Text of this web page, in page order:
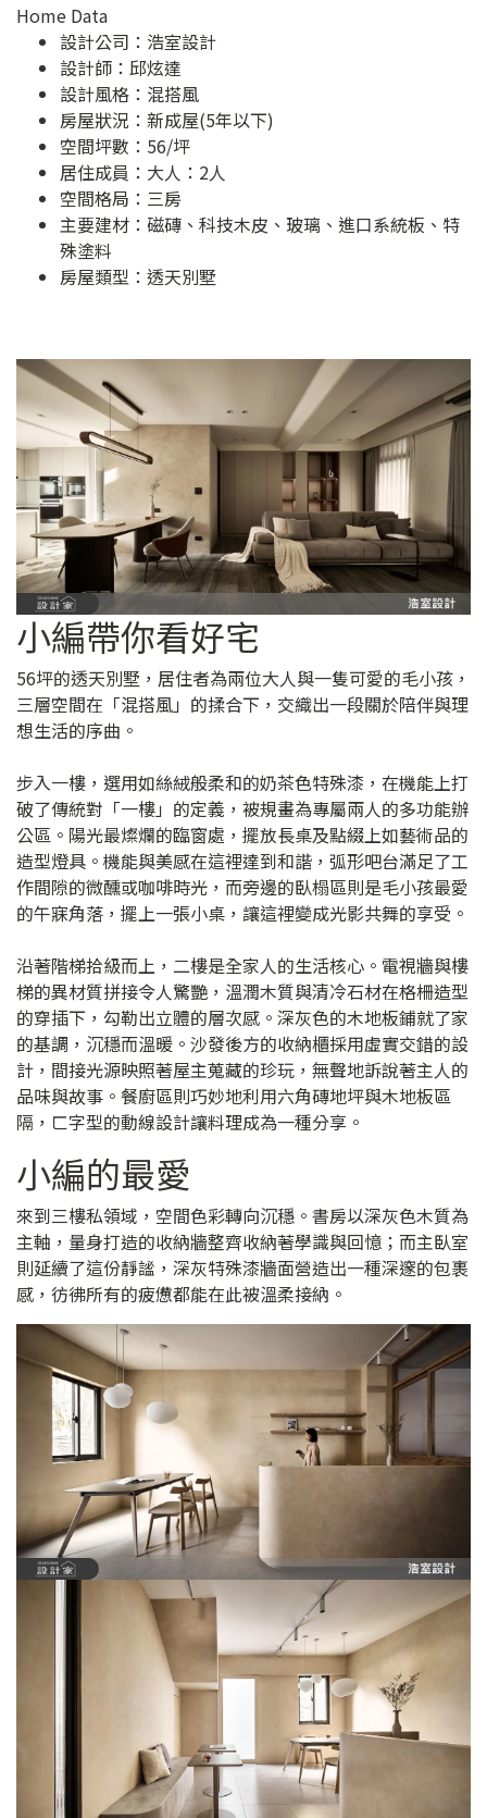
Home Data
設計公司： 浩室設計
設計師：邱炫達
設計風格：混搭風
房屋狀況：新成屋(5年以下)
空間坪數：56/坪
居住成員：大人：2人
空間格局：三房
主要建材：磁磚、科技木皮、玻璃、進口系統板、特
殊塗料
房屋類型：透天別墅
小編帶你看好宅
56坪的透天別墅，居住者為兩位大人與一隻可愛的毛小孩，
三層空間在「混搭風」的揉合下，交織出一段關於陪伴與理
想生活的序曲。
步入一樓，選用如絲絨般柔和的奶茶色特殊漆，在機能上打
破了傳統對「一樓」的定義，被規畫為專屬兩人的多功能辦
公區。陽光最燦爛的臨窗處，擺放長桌及點綴上如藝術品的
造型燈具。機能與美感在這裡達到和諧，弧形吧台滿足了工
作間隙的微醺或咖啡時光，而旁邊的臥榻區則是毛小孩最愛
的午寐角落，擺上一張小桌，讓這裡變成光影共舞的享受。
沿著階梯拾級而上，二樓是全家人的生活核心。電視牆與樓
梯的異材質拼接令人驚艷，溫潤木質與清冷石材在格柵造型
的穿插下，勾勒出立體的層次感。深灰色的木地板鋪就了家
的基調，沉穩而溫暖。沙發後方的收納櫃採用虛實交錯的設
計，間接光源映照著屋主蒐藏的珍玩，無聲地訴說著主人的
品味與故事。餐廚區則巧妙地利用六角磚地坪與木地板區
隔，ㄈ字型的動線設計讓料理成為一種分享。
小編的最愛
來到三樓私領域，空間色彩轉向沉穩。書房以深灰色木質為
主軸，量身打造的收納牆整齊收納著學識與回憶；而主臥室
則延續了這份靜謐，深灰特殊漆牆面營造出一種深邃的包裹
感，彷彿所有的疲憊都能在此被溫柔接納。